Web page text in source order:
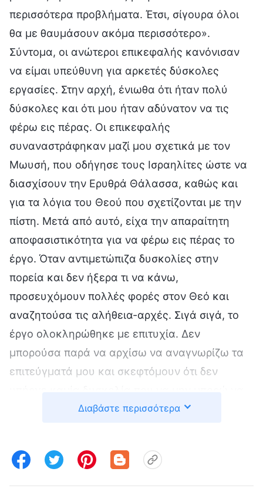
περισσότερα προβλήματα. Έτσι, σίγουρα όλοι
θα με θαυμάσουν ακόμα περισσότερο».
Σύντομα, οι ανώτεροι επικεφαλής κανόνισαν
να είμαι υπεύθυνη για αρκετές δύσκολες
εργασίες. Στην αρχή, ένιωθα ότι ήταν πολύ
δύσκολες και ότι μου ήταν αδύνατον να τις
φέρω εις πέρας. Οι επικεφαλής
συναναστράφηκαν μαζί μου σχετικά με τον
Μωυσή, που οδήγησε τους Ισραηλίτες ώστε να
διασχίσουν την Ερυθρά Θάλασσα, καθώς και
για τα λόγια του Θεού που σχετίζονται με την
πίστη. Μετά από αυτό, είχα την απαραίτητη
αποφασιστικότητα για να φέρω εις πέρας το
έργο. Όταν αντιμετώπιζα δυσκολίες στην
πορεία και δεν ήξερα τι να κάνω,
προσευχόμουν πολλές φορές στον Θεό και
αναζητούσα τις αλήθεια-αρχές. Σιγά σιγά, το
έργο ολοκληρώθηκε με επιτυχία. Δεν
μπορούσα παρά να αρχίσω να αναγνωρίζω τα
επιτεύγματά μου και σκεφτόμουν ότι δεν
αντιμετωπίσω. Αργότερα, όταν οι αδελφοί και
καμάρωνα μπροστά στους αδελφούς και τις
αδελφές μου, λέγοντας: «Οι δυσκολίες σας δεν
Διαβάστε περισσότερα